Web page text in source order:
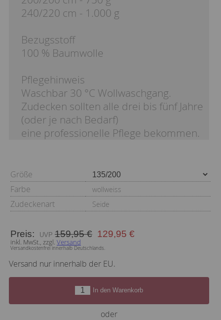
240/220 cm - 1.000 g
Bezugsstoff
100 % Baumwolle
Pflegehinweis
Waschbar 30 °C Wollwaschgang.
Zudecken sollten alle drei bis fünf Jahre
(oder je nach Bedarf)
eine professionelle Pflege bekommen.
Größe
Farbe
wollweiss
Zudeckenart Seide
Preis: 159,95 € 129,95 €
inkl. MwSt., zzgl. Versand
Versandkostenfrei innerhalb Deutschlands.
Versand nur innerhalb der EU.
In den Warenkorb
oder